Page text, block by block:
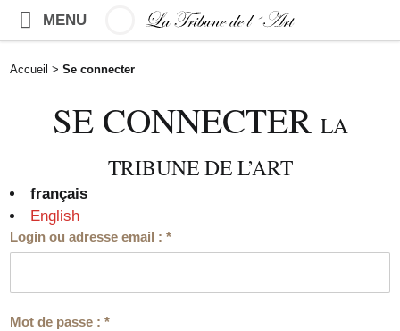
MENU
Accueil > Se connecter
SE CONNECTER LA
TRIBUNE DE L’ART
français
English
Login ou adresse email :*
Mot de passe :*